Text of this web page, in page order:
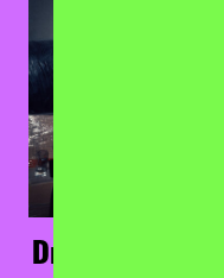
Drunken Masters